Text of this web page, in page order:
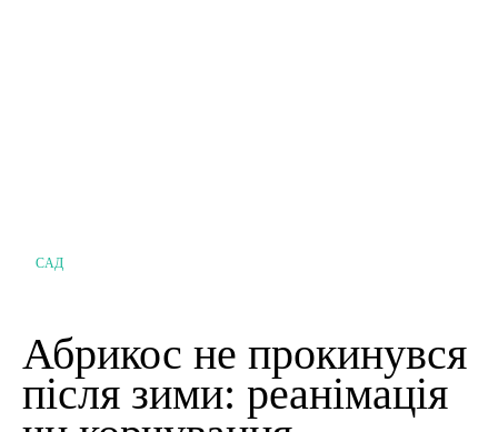
САД
Абрикос не прокинувся
після зими: реанімація